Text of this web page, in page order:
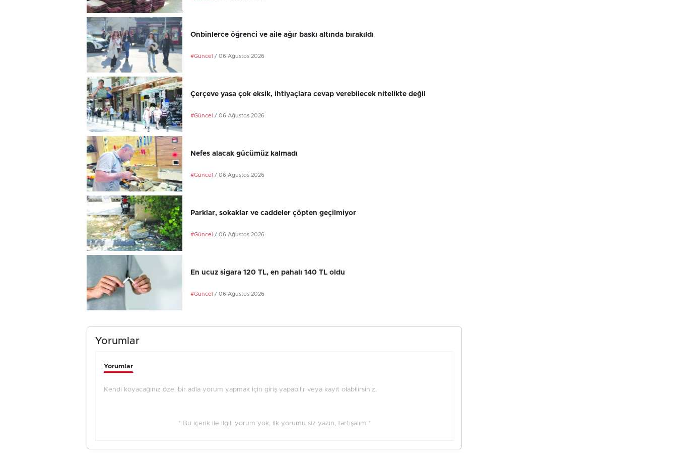
Onbinlerce öğrenci ve aile ağır baskı altında bırakıldı
#Güncel / 06 Ağustos 2026
Çerçeve yasa çok eksik, ihtiyaçlara cevap verebilecek nitelikte değil
#Güncel / 06 Ağustos 2026
Nefes alacak gücümüz kalmadı
#Güncel / 06 Ağustos 2026
Parklar, sokaklar ve caddeler çöpten geçilmiyor
#Güncel / 06 Ağustos 2026
En ucuz sigara 120 TL, en pahalı 140 TL oldu
#Güncel / 06 Ağustos 2026
Yorumlar
Yorumlar
Kendi koyacağınız özel bir adla yorum yapmak için giriş yapabilir veya kayıt olabilirsiniz.
* Bu içerik ile ilgili yorum yok, ilk yorumu siz yazın, tartışalım *